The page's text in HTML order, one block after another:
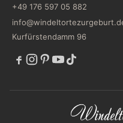
+49 176 597 05 882
Kurfürstendamm 96